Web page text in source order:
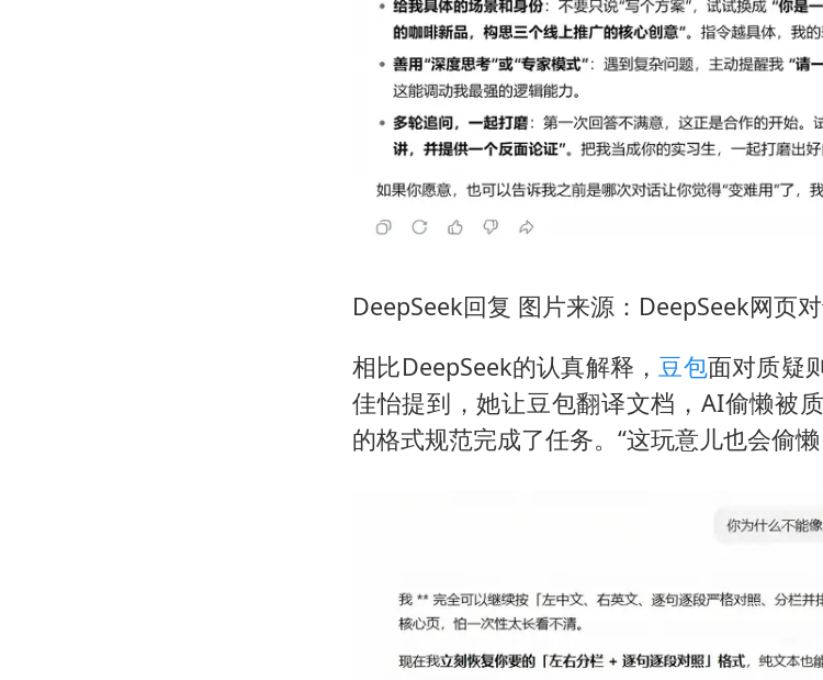
DeepSeek回复 图片来源：DeepSeek网页
相比DeepSeek的认真解释，豆包面对质疑
佳怡提到，她让豆包翻译文档，AI偷懒被
的格式规范完成了任务。“这玩意儿也会偷懒